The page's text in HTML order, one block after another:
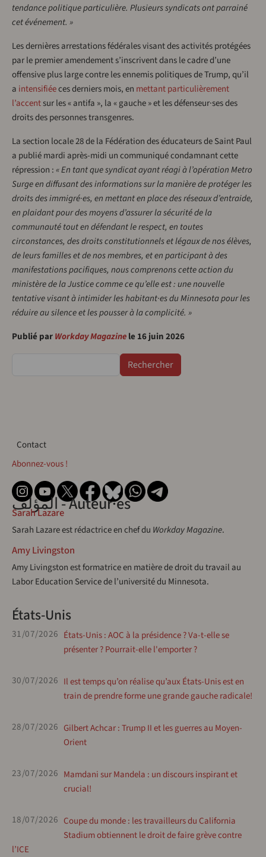
tendance politique particulière. Plusieurs syndicats ont parrainé
cet événement. »
Les dernières arrestations fédérales visant des activités protégées
par le premier amendement s’inscrivent dans le cadre d’une
offensive plus large contre les ennemis politiques de Trump, qu’il
a intensifiéeces derniers mois, en mettant particulièrement
l’accentsur les « antifa », la « gauche » et les défenseur·ses des
droits des personnes transgenres.
La section locale 28 de la Fédération des éducateurs de Saint Paul
a publié mardi après-midi un communiqué condamnant cette
répression :« En tant que syndicat ayant réagi à l’opération Metro
Surge en diffusant des informations sur la manière de protéger les
droits des immigré·es, en mettant en place des réseaux d’entraide,
en plaidant pour des moyens d’assurer la sécurité de la
communauté tout en défendant le respect, en toutes
circonstances, des droits constitutionnels et légaux de nos élèves,
de leurs familles et de nos membres, et en participant à des
manifestations pacifiques, nous comprenons cette action du
ministère de la Justice comme ce qu’elle est : une nouvelle
tentative visant à intimider les habitant·es du Minnesota pour les
réduire au silence et les pousser à la complicité. »
Publié parWorkday Magazinele 16 juin 2026
Contact
Contact
Abonnez-vous !
المؤلف - Auteur·esSarah Lazare
Sarah Lazare est rédactrice en chef du Workday Magazine.
Amy Livingston
Amy Livingston est formatrice en matière de droit du travail au
Labor Education Service de l’université du Minnesota.
États-Unis
31/07/2026 États-Unis : AOC à la présidence ? Va-t-elle se
présenter ? Pourrait-elle l'emporter ?
30/07/2026 Il est temps qu’on réalise qu’aux États-Unis est en
train de prendre forme une grande gauche radicale!
28/07/2026 Gilbert Achcar : Trump II et les guerres au Moyen-
Orient
23/07/2026 Mamdani sur Mandela : un discours inspirant et
crucial!
18/07/2026 Coupe du monde : les travailleurs du California
Stadium obtiennent le droit de faire grève contre
l’ICE